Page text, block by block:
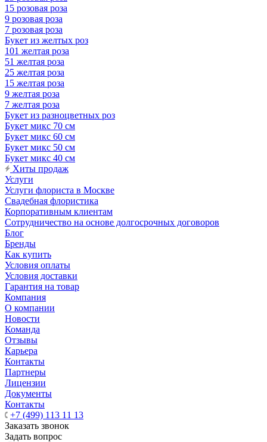
15 розовая роза
9 розовая роза
7 розовая роза
Букет из желтых роз
101 желтая роза
51 желтая роза
25 желтая роза
15 желтая роза
9 желтая роза
7 желтая роза
Букет из разноцветных роз
Букет микс 70 см
Букет микс 60 см
Букет микс 50 см
Букет микс 40 см
Хиты продаж
Услуги
Услуги флориста в Москве
Свадебная флористика
Корпоративным клиентам
Сотрудничество на основе долгосрочных договоров
Блог
Бренды
Как купить
Условия оплаты
Условия доставки
Гарантия на товар
Компания
О компании
Новости
Команда
Отзывы
Карьера
Контакты
Партнеры
Лицензии
Документы
Контакты
+7 (499) 113 11 13
Заказать звонок
Задать вопрос